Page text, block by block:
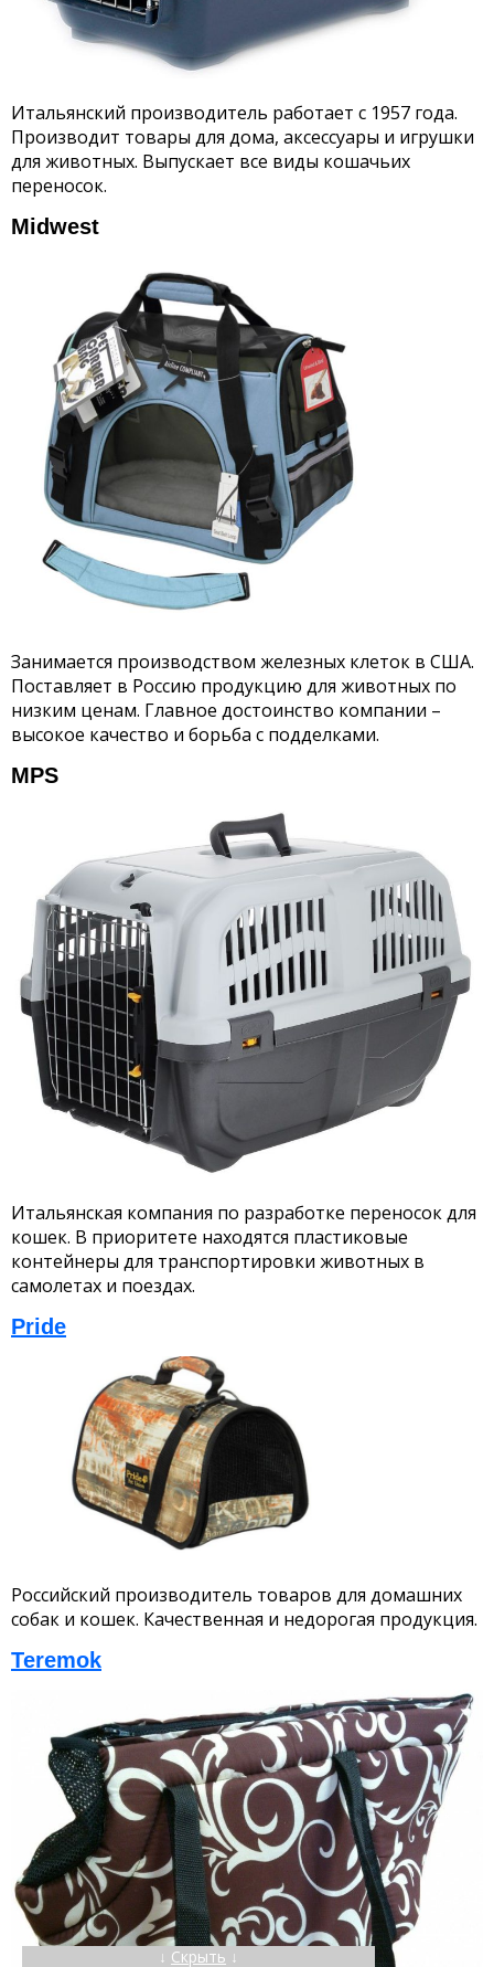
Итальянский производитель работает с 1957 года.
Производит товары для дома, аксессуары и игрушки
для животных. Выпускает все виды кошачьих
переносок.
Midwest
Занимается производством железных клеток в США.
Поставляет в Россию продукцию для животных по
низким ценам. Главное достоинство компании –
высокое качество и борьба с подделками.
MPS
Итальянская компания по разработке переносок для
кошек. В приоритете находятся пластиковые
контейнеры для транспортировки животных в
самолетах и поездах.
Pride
Российский производитель товаров для домашних
собак и кошек. Качественная и недорогая продукция.
Teremok
↓ Скрыть ↓